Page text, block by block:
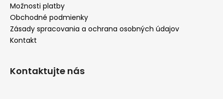
Možnosti platby
Obchodné podmienky
Zásady spracovania a ochrana osobných údajov
Kontakt
Kontaktujte nás